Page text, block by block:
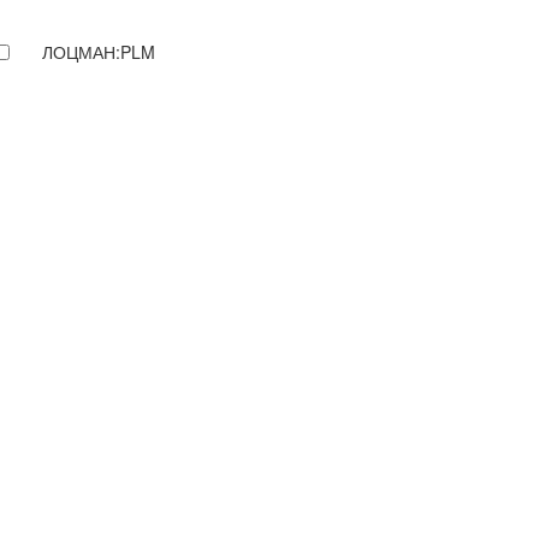
ЛОЦМАН:PLM